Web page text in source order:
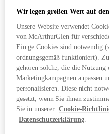
Wir legen großen Wert auf
Unsere Website verwendet
von McArthurGlen für
Einige Cookies sind notwendig
ordnungsgemäß funktioniert).
gehören solche, die die Nutzung
Marketingkampagnen anpassen
personalisieren. Diese nicht
gesetzt, wenn Sie ihnen
Sie in unserer
Cookie-
Datenschutzerklärung.